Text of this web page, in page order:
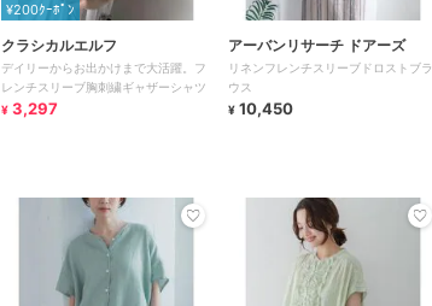
¥200ｸｰﾎﾟﾝ
クラシカルエルフ
デイリーからお出かけまで大活躍。フ
レンチスリーブ胸刺繍ギャザーシャツ
¥ 3,297
アーバンリサーチ ドアーズ
リネンフレンチスリーブドロストブラ
ウス
¥ 10,450